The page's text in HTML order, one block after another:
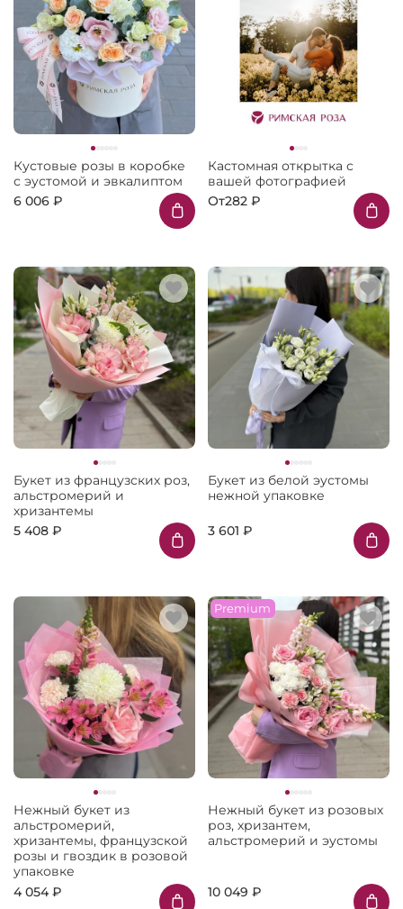
Кустовые розы в коробке
с эустомой и эвкалиптом
6 006 ₽
Кастомная открытка с
вашей фотографией
От282 ₽
Букет из французских роз,
альстромерий и
хризантемы
5 408 ₽
Букет из белой эустомы
нежной упаковке
3 601 ₽
Нежный букет из
альстромерий,
хризантемы, французской
розы и гвоздик в розовой
упаковке
4 054 ₽
Premium
Нежный букет из розовых
роз, хризантем,
альстромерий и эустомы
10 049 ₽